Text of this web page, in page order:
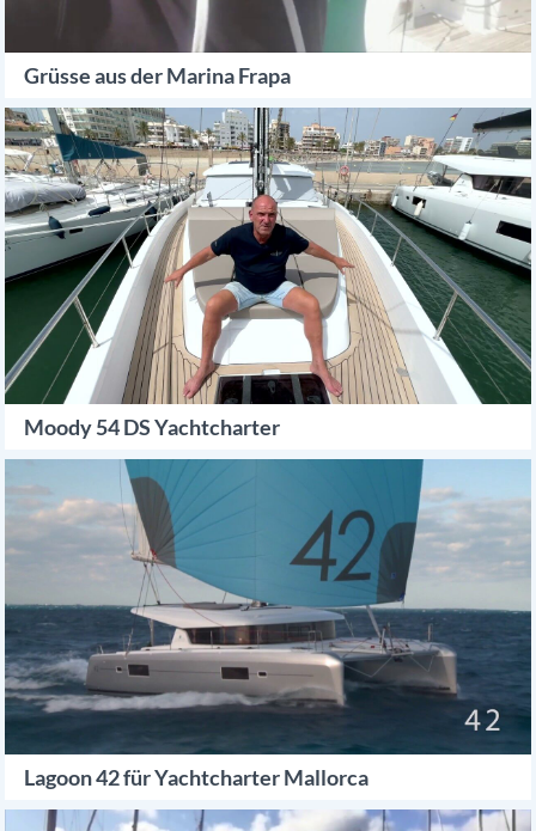
Grüsse aus der Marina Frapa
Moody 54 DS Yachtcharter
Lagoon 42 für Yachtcharter Mallorca